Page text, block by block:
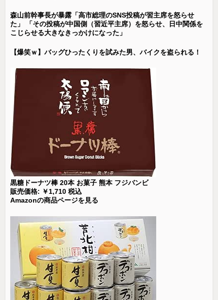
森山前幹事長が暴露「高市総理のSNS投稿が習主席を怒らせ
た」 「その投稿が中国側（習近平主席）を怒らせ、日中関係を
こじらせる大きなきっかけになった」
【爆笑ｗ】バッグひったくりを試みた男、バイクを盗られる！
黒糖ドーナツ棒 20本 お菓子 熊本 フジバンビ
販売価格: ￥1,710 税込
Amazonの商品ページを見る